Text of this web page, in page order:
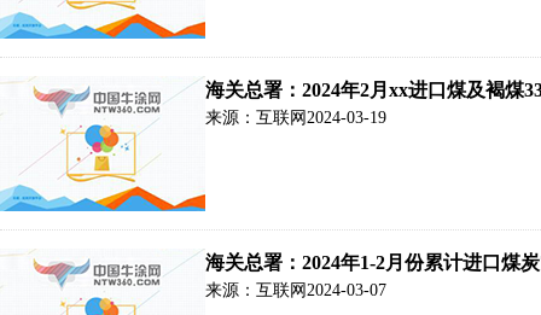
海关总署：2024年2月xx进口煤及褐煤
来源：互联网 2024-03-19
海关总署：2024年1-2月份累计进口煤
来源：互联网 2024-03-07